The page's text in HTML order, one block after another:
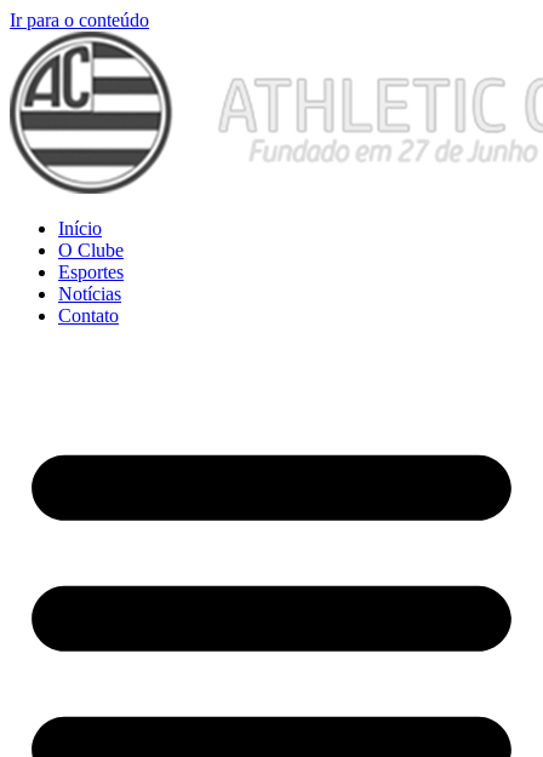
Ir para o conteúdo
Início
O Clube
Esportes
Notícias
Contato